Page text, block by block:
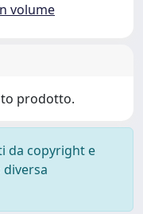
volume
prodotto.
da copyright e